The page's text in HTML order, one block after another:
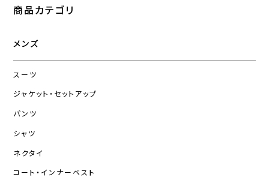
商品カテゴリ
メンズ
スーツ
ジャケット・セットアップ
パンツ
シャツ
ネクタイ
コート・インナーベスト